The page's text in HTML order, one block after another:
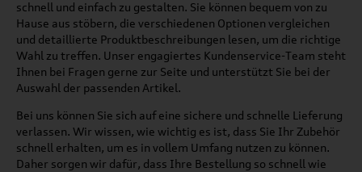
schnell und einfach zu gestalten. Sie können bequem von zu
Hause aus stöbern, die verschiedenen Optionen vergleichen
und detaillierte Produktbeschreibungen lesen, um die richtige
Wahl zu treffen. Unser engagiertes Kundenservice-Team steht
Ihnen bei Fragen gerne zur Seite und unterstützt Sie bei der
Auswahl der passenden Artikel.
Bei uns können Sie sich auf eine sichere und schnelle Lieferung
verlassen. Wir wissen, wie wichtig es ist, dass Sie Ihr Zubehör
schnell erhalten, um es in vollem Umfang nutzen zu können.
Daher sorgen wir dafür, dass Ihre Bestellung so schnell wie